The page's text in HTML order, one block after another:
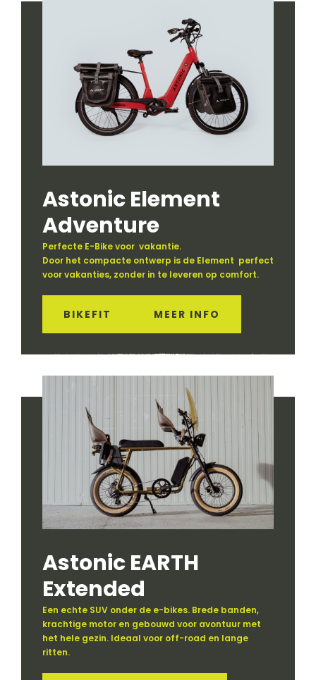
Astonic Element
Adventure
Perfecte E-Bike voor vakantie.
Door het compacte ontwerp is de Element perfect
voor vakanties, zonder in te leveren op comfort.
BIKEFIT MEER INFO
Astonic EARTH
Extended
Een echte SUV onder de e-bikes. Brede banden,
krachtige motor en gebouwd voor avontuur met
het hele gezin. Ideaal voor off-road en lange
ritten.